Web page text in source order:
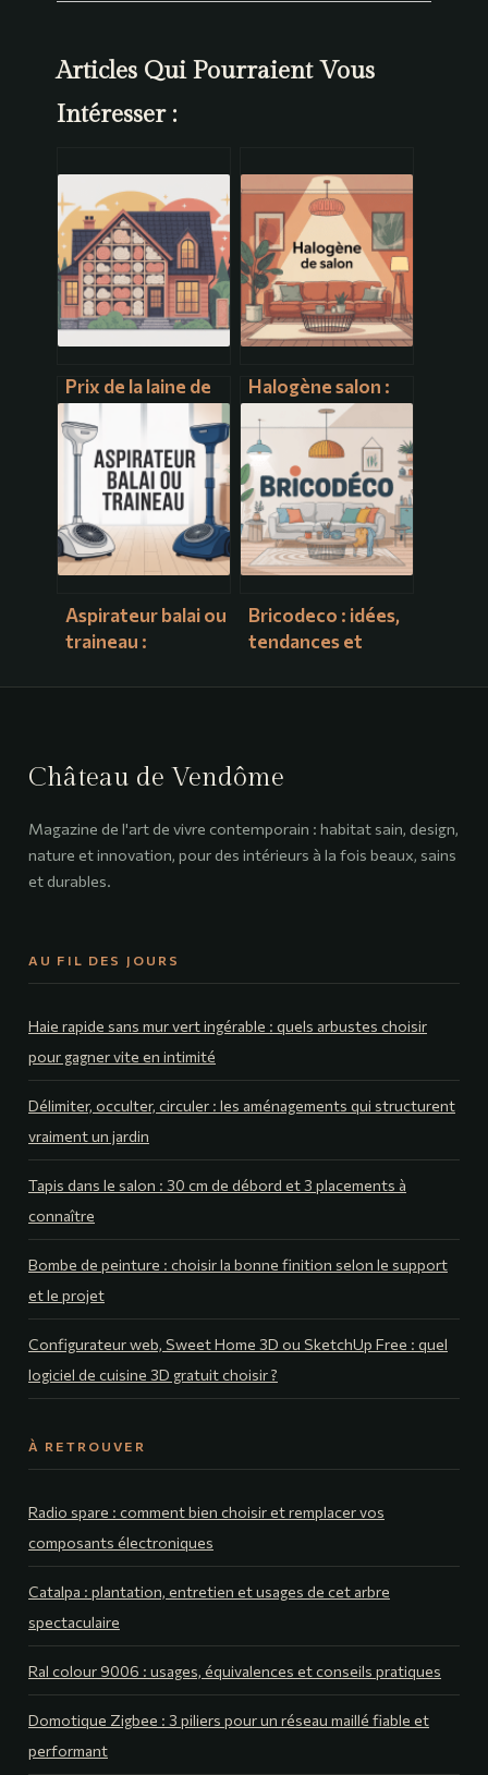
Articles Qui Pourraient Vous
Intéresser :
Prix de la laine de
roche au m2 :
combien prévoir
pour vos travaux
d’isolation
Halogène salon :
idées, conseils et
alternatives pour
bien éclairer
Aspirateur balai ou
traineau :
le bon modèle
Bricodeco : idées,
tendances et
pour réussir vos
Château de Vendôme
Magazine de l'art de vivre contemporain : habitat sain, design,
nature et innovation, pour des intérieurs à la fois beaux, sains
et durables.
AU FIL DES JOURS
Haie rapide sans mur vert ingérable : quels arbustes choisir
pour gagner vite en intimité
Délimiter, occulter, circuler : les aménagements qui structurent
vraiment un jardin
Tapis dans le salon : 30 cm de débord et 3 placements à
connaître
Bombe de peinture : choisir la bonne finition selon le support
et le projet
Configurateur web, Sweet Home 3D ou SketchUp Free : quel
logiciel de cuisine 3D gratuit choisir ?
À RETROUVER
Radio spare : comment bien choisir et remplacer vos
composants électroniques
Catalpa : plantation, entretien et usages de cet arbre
spectaculaire
Ral colour 9006 : usages, équivalences et conseils pratiques
Domotique Zigbee : 3 piliers pour un réseau maillé fiable et
performant